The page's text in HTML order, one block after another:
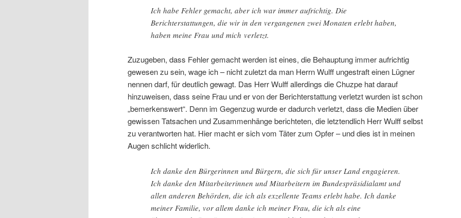
Ich habe Fehler gemacht, aber ich war immer aufrichtig. Die
Berichterstattungen, die wir in den vergangenen zwei Monaten erlebt haben,
haben meine Frau und mich verletzt.
Zuzugeben, dass Fehler gemacht werden ist eines, die Behauptung immer aufrichtig
gewesen zu sein, wage ich – nicht zuletzt da man Herrn Wulff ungestraft einen Lügner
nennen darf, für deutlich gewagt. Das Herr Wulff allerdings die Chuzpe hat darauf
hinzuweisen, dass seine Frau und er von der Berichterstattung verletzt wurden ist schon
„bemerkenswert“. Denn im Gegenzug wurde er dadurch verletzt, dass die Medien über
gewissen Tatsachen und Zusammenhänge berichteten, die letztendlich Herr Wulff selbst
zu verantworten hat. Hier macht er sich vom Täter zum Opfer – und dies ist in meinen
Augen schlicht widerlich.
Ich danke den Bürgerinnen und Bürgern, die sich für unser Land engagieren.
Ich danke den Mitarbeiterinnen und Mitarbeitern im Bundespräsidialamt und
allen anderen Behörden, die ich als exzellente Teams erlebt habe. Ich danke
meiner Familie, vor allem danke ich meiner Frau, die ich als eine